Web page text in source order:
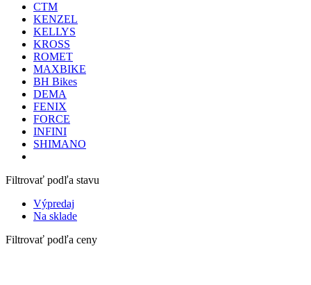
CTM
KENZEL
KELLYS
KROSS
ROMET
MAXBIKE
BH Bikes
DEMA
FENIX
FORCE
INFINI
SHIMANO
Filtrovať podľa stavu
Výpredaj
Na sklade
Filtrovať podľa ceny